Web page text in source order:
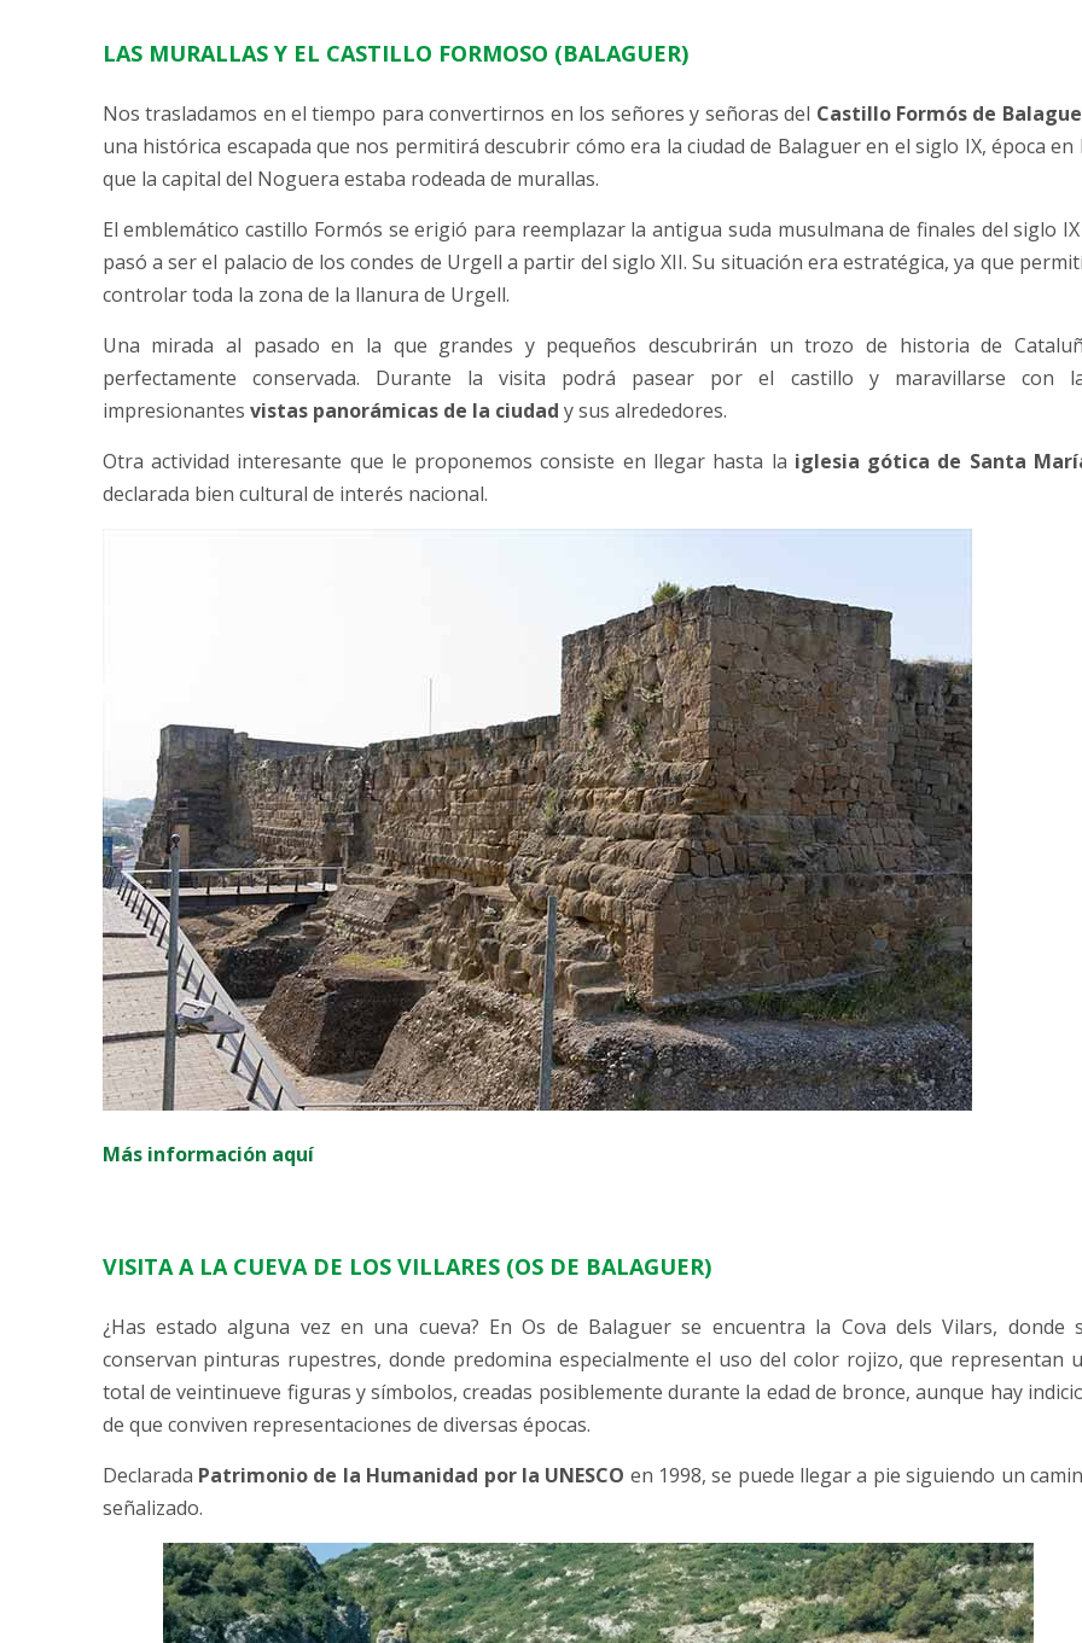
LAS MURALLAS Y EL CASTILLO FORMOSO (BALAGUER)
Nos trasladamos en el tiempo para convertirnos en los señores y señoras del Castillo Formós de
una histórica escapada que nos permitirá descubrir cómo era la ciudad de Balaguer en el siglo IX, época en
que la capital del Noguera estaba rodeada de murallas.
El emblemático castillo Formós se erigió para reemplazar la antigua suda musulmana de finales del siglo
pasó a ser el palacio de los condes de Urgell a partir del siglo XII. Su situación era estratégica, ya que
controlar toda la zona de la llanura de Urgell.
Una mirada al pasado en la que grandes y pequeños descubrirán un trozo de historia de
perfectamente conservada. Durante la visita podrá pasear por el castillo y maravillarse con
impresionantes vistas panorámicas de la ciudad y sus alrededores.
Otra actividad interesante que le proponemos consiste en llegar hasta la iglesia gótica de Santa
declarada bien cultural de interés nacional.
Más información aquí
VISITA A LA CUEVA DE LOS VILLARES (OS DE BALAGUER)
¿Has estado alguna vez en una cueva? En Os de Balaguer se encuentra la Cova dels Vilars, donde
conservan pinturas rupestres, donde predomina especialmente el uso del color rojizo, que representan
total de veintinueve figuras y símbolos, creadas posiblemente durante la edad de bronce, aunque hay
de que conviven representaciones de diversas épocas.
Declarada Patrimonio de la Humanidad por la UNESCO en 1998, se puede llegar a pie siguiendo un
señalizado.